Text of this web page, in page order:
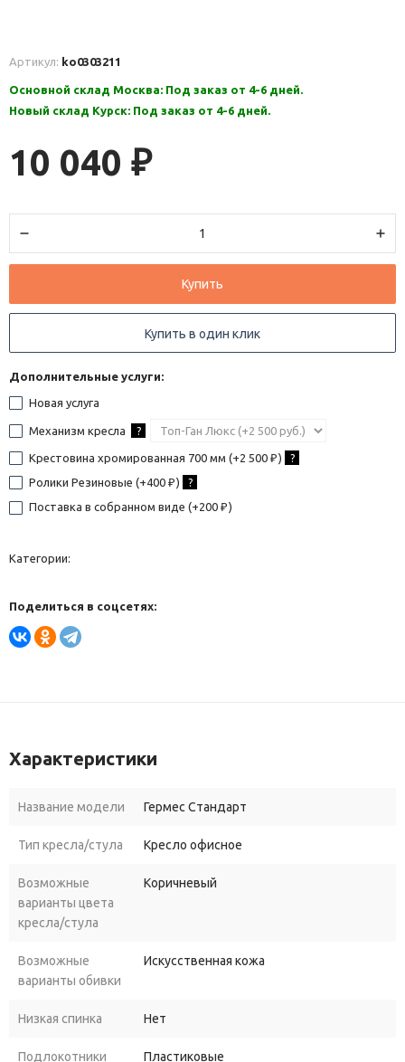
Артикул: ko0303211
Основной склад Москва: Под заказ от 4-6 дней.
Новый склад Курск: Под заказ от 4-6 дней.
10 040 ₽
Купить
Купить в один клик
Дополнительные услуги:
Новая услуга
Механизм кресла ?
Крестовина хромированная 700 мм (+2 500 ₽ ) ?
Ролики Резиновые (+400 ₽ ) ?
Поставка в собранном виде (+200 ₽ )
Категории:
Поделиться в соцсетях:
Характеристики
Название модели Гермес Стандарт
Тип кресла/стула Кресло офисное
Возможные
варианты цвета
кресла/стула
Коричневый
Возможные
варианты обивки
Искусственная кожа
Низкая спинка Нет
Подлокотники Пластиковые